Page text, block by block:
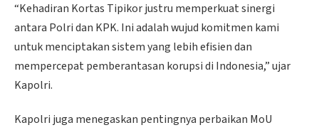
“Kehadiran Kortas Tipikor justru memperkuat sinergi
antara Polri dan KPK. Ini adalah wujud komitmen kami
untuk menciptakan sistem yang lebih efisien dan
mempercepat pemberantasan korupsi di Indonesia,” ujar
Kapolri.
Kapolri juga menegaskan pentingnya perbaikan MoU